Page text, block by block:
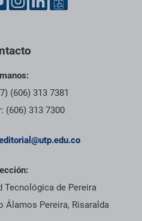
(606) 313 7381
(606) 313 7300
Tecnológica de Pereira
Álamos Pereira, Risaralda